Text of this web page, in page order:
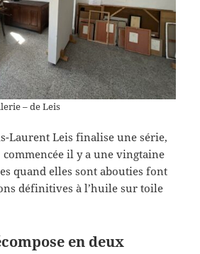
– de Leis
Laurent Leis finalise une série,
commencée il y a une vingtaine
quand elles sont abouties font
définitives à l’huile sur toile
en deux